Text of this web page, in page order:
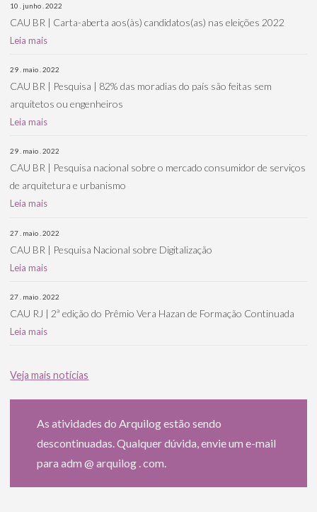
10 . junho . 2022
CAU BR | Carta-aberta aos(às) candidatos(as) nas eleições 2022
Leia mais
29 . maio . 2022
CAU BR | Pesquisa | 82% das moradias do país são feitas sem
arquitetos ou engenheiros
Leia mais
29 . maio . 2022
CAU BR | Pesquisa nacional sobre o mercado consumidor de serviços
de arquitetura e urbanismo
Leia mais
27 . maio . 2022
CAU BR | Pesquisa Nacional sobre Digitalização
Leia mais
27 . maio . 2022
CAU RJ | 2ª edição do Prêmio Vera Hazan de Formação Continuada
Leia mais
Veja mais notícias
As atividades do Arquilog estão sendo
descontinuadas. Qualquer dúvida, envie um e-mail
para adm @ arquilog . com.